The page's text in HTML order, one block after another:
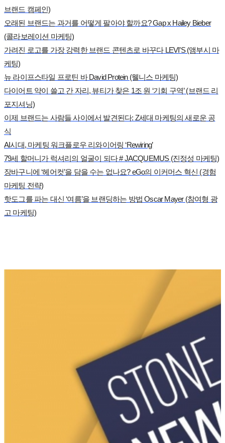
브랜드 캠페인)
오래된 브랜드는 과거를 어떻게 팔아야 할까요? Gap x Hailey Bieber
(콜라보레이션 마케팅)
가려진 로고를 가장 강력한 브랜드 콘텐츠로 바꾸다 LEVI’S (앰부시 마
케팅)
뉴 라이프스타일 프로틴 바 David Protein (웰니스 마케팅)
다이어트 약이 쓸고 간 자리, 뷰티가 찾은 1조 원 ‘기회 구역’ (브랜드 리
포지셔닝)
이제 브랜드는 사람들 사이에서 발견된다: Z세대 마케팅의 새로운 공
식
AI시대, 마케팅 워크플로우 리와이어링 ‘Rewiring’
79세 할머니가 럭셔리의 얼굴이 되다 # JACQUEMUS (진정성 마케팅)
장바구니에 ‘헤어컷’을 담을 수는 없나요? eGo의 이커머스 혁신 (경험
마케팅 전략)
핫도그를 파는 대신 ‘여름’을 브랜딩하는 방법 Oscar Mayer (참여형 광
고 마케팅)